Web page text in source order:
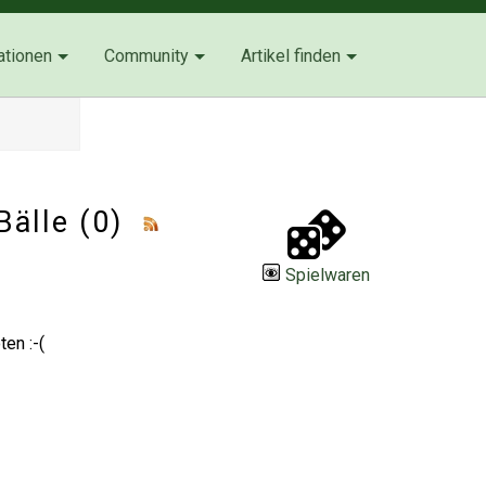
Community Artikel finden
Spielwaren
(0)
:-(